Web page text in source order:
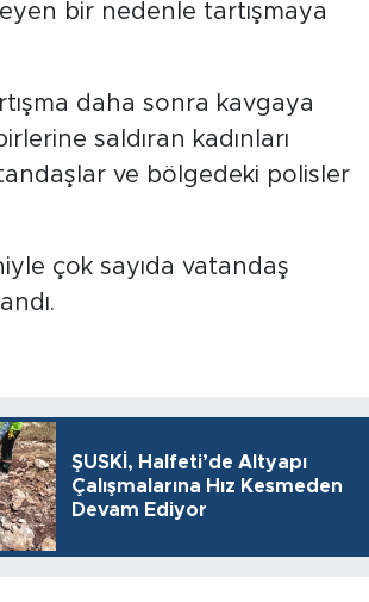
bir nedenle tartışmaya
daha sonra kavgaya
saldıran kadınları
ve bölgedeki polisler
çok sayıda vatandaş
ŞUSKİ, Halfeti’de Altyapı
Çalışmalarına Hız Kesmeden
Devam Ediyor